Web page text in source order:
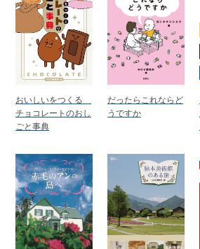
おいしいをつくる
チョコレートのおし
ごと事典
だったらこれならど
うですか